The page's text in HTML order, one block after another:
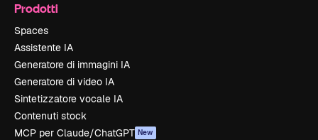
Prodotti
Spaces
Assistente IA
Generatore di immagini IA
Generatore di video IA
Sintetizzatore vocale IA
Contenuti stock
MCP per Claude/ChatGPT New